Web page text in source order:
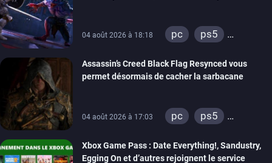
04 août 2026 à 18:18 pc
ps5
Assassin’s Creed Black Flag Resynced vous
permet désormais de cacher la sarbacane
04 août 2026 à 17:03 pc
ps5
Xbox Game Pass : Date Everything!, Sandustry,
Egging On et d’autres rejoignent le service